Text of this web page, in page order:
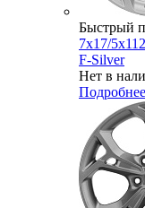
Быстрый
7x17/
F-Silver
Нет в
Подробнее